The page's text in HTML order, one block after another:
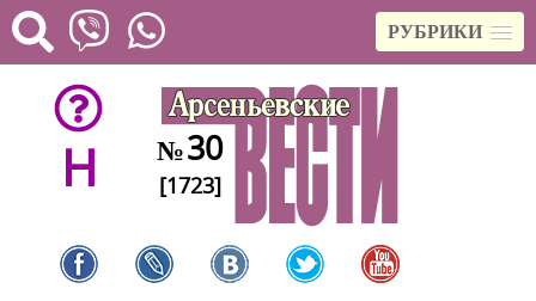
РУБРИКИ
H №30
[1723]